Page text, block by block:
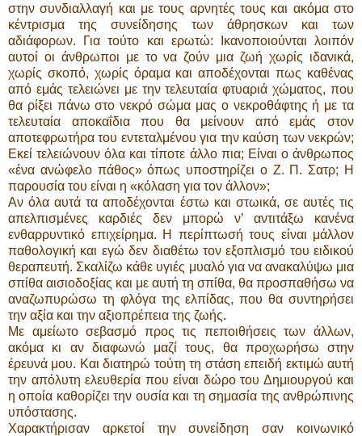
στην συνδιαλλαγή και με τους αρνητές τους και ακόμα στο
κέντρισμα της συνείδησης των άθρησκων και των
αδιάφορων. Για τούτο και ερωτώ: Ικανοποιούνται λοιπόν
αυτοί οι άνθρωποι με το να ζούν μια ζωή χωρίς ιδανικά,
χωρίς σκοπό, χωρίς όραμα και αποδέχονται πως καθένας
από εμάς τελειώνει με την τελευταία φτυαριά χώματος, που
θα ρίξει πάνω στο νεκρό σώμα μας ο νεκροθάφτης ή με τα
τελευταία αποκαΐδια που θα μείνουν από εμάς στον
αποτεφρωτήρα του εντεταλμένου για την καύση των νεκρών;
Εκεί τελειώνουν όλα και τίποτε άλλο πια; Είναι ο άνθρωπος
«ένα ανώφελο πάθος» όπως υποστηρίζει ο Ζ. Π. Σατρ; Η
παρουσία του είναι η «κόλαση για τον άλλον»;
Αν όλα αυτά τα αποδέχονται έστω και στωικά, σε αυτές τις
απελπισμένες καρδιές δεν μπορώ ν’ αντιτάξω κανένα
ενθαρρυντικό επιχείρημα. Η περίπτωσή τους είναι μάλλον
παθολογική και εγώ δεν διαθέτω τον εξοπλισμό του ειδικού
θεραπευτή. Σκαλίζω κάθε υγιές μυαλό για να ανακαλύψω μια
σπίθα αισιοδοξίας και με αυτή τη σπίθα, θα προσπαθήσω να
αναζωπυρώσω τη φλόγα της ελπίδας, που θα συντηρήσει
την αξία και την αξιοπρέπεια της ζωής.
Με αμείωτο σεβασμό προς τις πεποιθήσεις των άλλων,
ακόμα κι αν διαφωνώ μαζί τους, θα προχωρήσω στην
έρευνά μου. Και διατηρώ τούτη τη στάση επειδή εκτιμώ αυτή
την απόλυτη ελευθερία που είναι δώρο του Δημιουργού και
η οποία καθορίζει την ουσία και τη σημασία της ανθρώπινης
υπόστασης.
Χαρακτήρισαν αρκετοί την συνείδηση σαν κοινωνικό